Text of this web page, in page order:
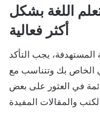
اللغة بشكل
أكثر فعالية
المستهدفة، يجب التأكد
الخاص بك وتتناسب مع
في العثور على بعض